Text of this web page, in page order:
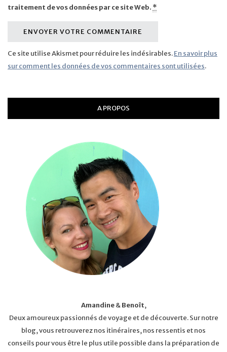
traitement de vos données par ce site Web. *
Ce site utilise Akismet pour réduire les indésirables.En savoir plus
sur comment les données de vos commentaires sont utilisées.
A PROPOS
Amandine&Benoît,
Deux amoureux passionnés de voyage et de découverte. Sur notre
blog, vous retrouverez nos itinéraires, nos ressentis et nos
conseils pour vous être le plus utile possible dans la préparation de